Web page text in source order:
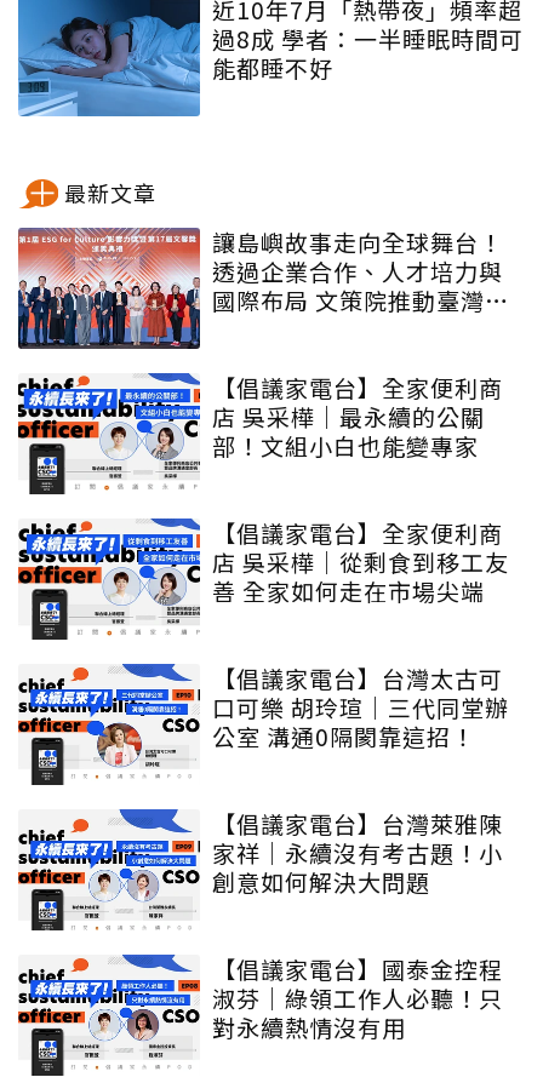
近10年7月「熱帶夜」頻率超
過8成 學者：一半睡眠時間可
能都睡不好
最新文章
讓島嶼故事走向全球舞台！
透過企業合作、人才培力與
國際布局 文策院推動臺灣文
【倡議家電台】全家便利商
店 吳采樺｜最永續的公關
部！文組小白也能變專家
【倡議家電台】全家便利商
店 吳采樺｜從剩食到移工友
善 全家如何走在市場尖端
【倡議家電台】台灣太古可
口可樂 胡玲瑄｜三代同堂辦
公室 溝通0隔閡靠這招！
【倡議家電台】台灣萊雅陳
家祥｜永續沒有考古題！小
創意如何解決大問題
【倡議家電台】國泰金控程
淑芬｜綠領工作人必聽！只
對永續熱情沒有用